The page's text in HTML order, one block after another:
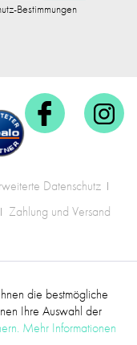
Bestimmungen
Datenschutz
Zahlung und Versand
Aktiv
die bestmögliche
Ihre Auswahl der
Mehr Informationen